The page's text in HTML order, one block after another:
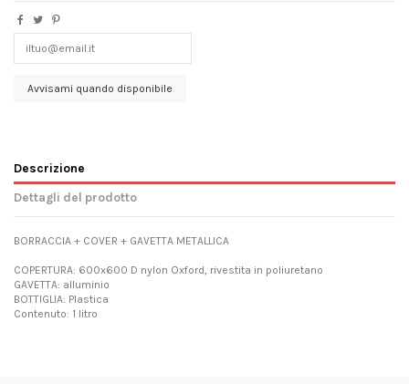
Descrizione
Dettagli del prodotto
BORRACCIA + COVER + GAVETTA METALLICA
COPERTURA: 600x600 D nylon Oxford, rivestita in poliuretano
GAVETTA: alluminio
BOTTIGLIA: Plastica
Contenuto: 1 litro